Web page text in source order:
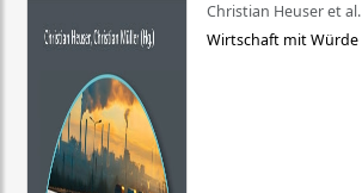
Christian Heuser et al.
Wirtschaft mit Würde